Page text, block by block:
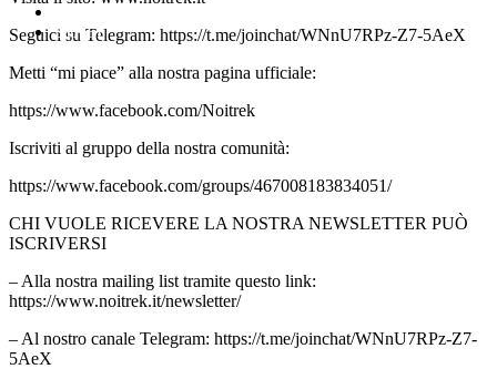
STAFF
Seguici su Telegram: https://t.me/joinchat/WNnU7RPz-Z7-5AeX
Metti “mi piace” alla nostra pagina ufficiale:
https://www.facebook.com/Noitrek
Iscriviti al gruppo della nostra comunità:
https://www.facebook.com/groups/467008183834051/
CHI VUOLE RICEVERE LA NOSTRA NEWSLETTER PUÒ
ISCRIVERSI
– Alla nostra mailing list tramite questo link:
https://www.noitrek.it/newsletter/
– Al nostro canale Telegram: https://t.me/joinchat/WNnU7RPz-Z7-
5AeX